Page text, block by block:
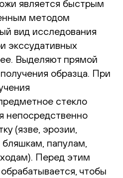
является быстрым
методом
вид исследования
экссудативных
Выделяют прямой
образца. При
стекло
непосредственно
(язве, эрозии,
папулам,
Перед этим
чтобы